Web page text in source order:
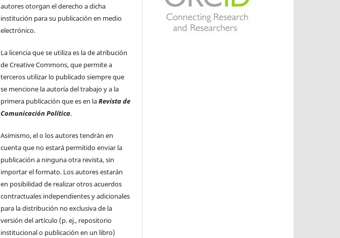
autores otorgan el derecho a dicha
institución para su publicación en medio
electrónico.
La licencia que se utiliza es la de atribución
de Creative Commons, que permite a
terceros utilizar lo publicado siempre que
se mencione la autoría del trabajo y a la
primera publicación que es en laRevista de
Comunicación Política.
Asimismo, el o los autores tendrán en
cuenta que no estará permitido enviar la
publicación a ninguna otra revista, sin
importar el formato. Los autores estarán
en posibilidad de realizar otros acuerdos
contractuales independientes y adicionales
para la distribución no exclusiva de la
versión del artículo (p. ej., repositorio
institucional o publicación en un libro)